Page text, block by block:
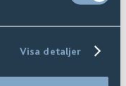
Visa detaljer